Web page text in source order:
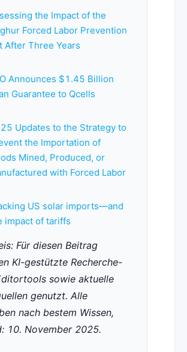
the Impact of the
Forced Labor Prevention
After Three Years
Announces $1.45 Billion
Guarantee to Qcells
Updates to the Strategy to
the Importation of
Mined, Produced, or
with Forced Labor
US solar imports—and
impact of tariffs
Für diesen Beitrag
KI-gestützte Recherche-
sowie aktuelle
genutzt. Alle
nach bestem Wissen,
10. November 2025.